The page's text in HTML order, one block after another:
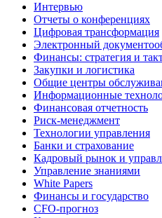
Интервью
Отчеты о конференциях
Цифровая трансформация
Электронный
Финансы: стратегия и
Закупки и логистика
Общие центры
Информационные
Финансовая отчетность
Риск-менеджмент
Технологии управления
Банки и страхование
Кадровый рынок и
Управление знаниями
White Papers
Финансы и государство
CFO-прогноз